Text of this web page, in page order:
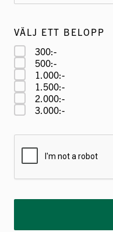
VÄLJ ETT BELOPP
300:-
500:-
1.000:-
1.500:-
2.000:-
3.000:-